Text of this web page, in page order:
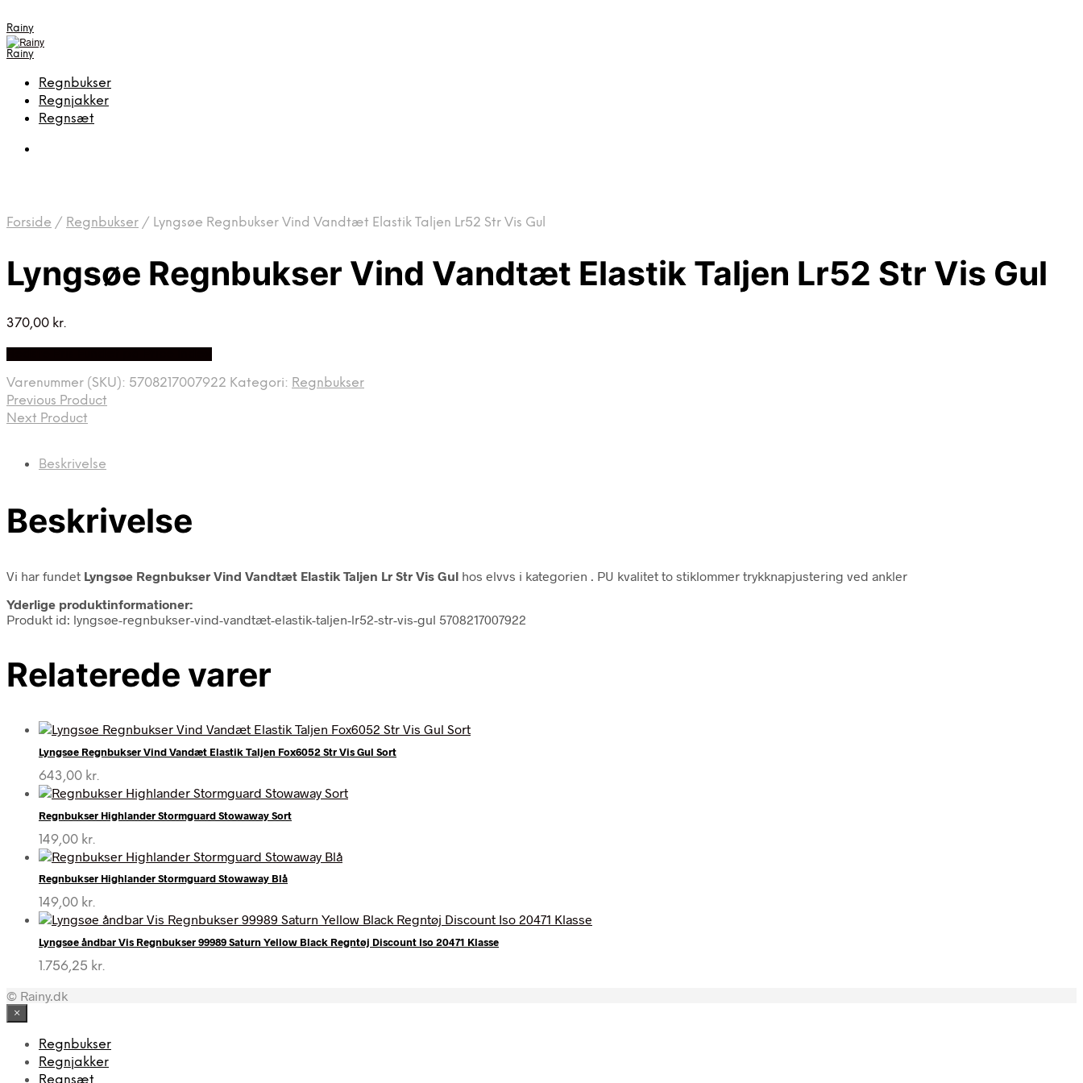
Rainy
Rainy
Regnbukser
Regnjakker
Regnsæt
Forside / Regnbukser / Lyngsøe Regnbukser Vind Vandtæt Elastik Taljen Lr52 Str Vis Gul
Lyngsøe Regnbukser Vind Vandtæt Elastik Taljen Lr52 Str Vis Gul
370,00 kr.
Varenummer (SKU): 5708217007922 Kategori: Regnbukser
Previous Product
Next Product
Beskrivelse
Beskrivelse
Vi har fundet Lyngsøe Regnbukser Vind Vandtæt Elastik Taljen Lr Str Vis Gul hos elvvs i kategorien
. PU kvalitet to stiklommer trykknapjustering ved ankler
Yderlige produktinformationer:
Produkt id: lyngsøe-regnbukser-vind-vandtæt-elastik-taljen-lr52-str-vis-gul 5708217007922
Relaterede varer
Lyngsøe Regnbukser Vind Vandæt Elastik Taljen Fox6052 Str Vis Gul Sort
643,00 kr.
Regnbukser Highlander Stormguard Stowaway Sort
149,00 kr.
Regnbukser Highlander Stormguard Stowaway Blå
149,00 kr.
Lyngsøe åndbar Vis Regnbukser 99989 Saturn Yellow Black Regntøj Discount Iso 20471 Klasse
1.756,25 kr.
© Rainy.dk
×
Regnbukser
Regnjakker
Regnsæt